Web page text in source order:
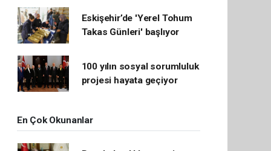
Eskişehir’de 'Yerel Tohum
Takas Günleri' başlıyor
100 yılın sosyal sorumluluk
projesi hayata geçiyor
En Çok Okunanlar